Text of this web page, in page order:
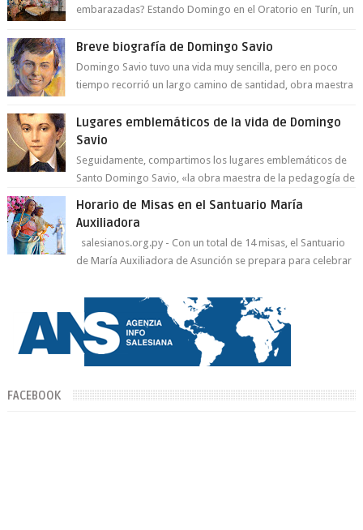
embarazadas? Estando Domingo en el Oratorio en Turín, un
Breve biografía de Domingo Savio
Domingo Savio tuvo una vida muy sencilla, pero en poco
tiempo recorrió un largo camino de santidad, obra maestra
Lugares emblemáticos de la vida de Domingo
Savio
Seguidamente, compartimos los lugares emblemáticos de
Santo Domingo Savio, «la obra maestra de la pedagogía de
Horario de Misas en el Santuario María
Auxiliadora
salesianos.org.py - Con un total de 14 misas, el Santuario
de María Auxiliadora de Asunción se prepara para celebrar
FACEBOOK